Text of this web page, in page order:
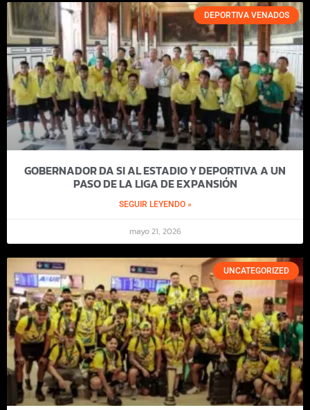
DEPORTIVA VENADOS
GOBERNADOR DA SI AL ESTADIO Y DEPORTIVA A UN
PASO DE LA LIGA DE EXPANSIÓN
SEGUIR LEYENDO »
mayo 21, 2026
UNCATEGORIZED